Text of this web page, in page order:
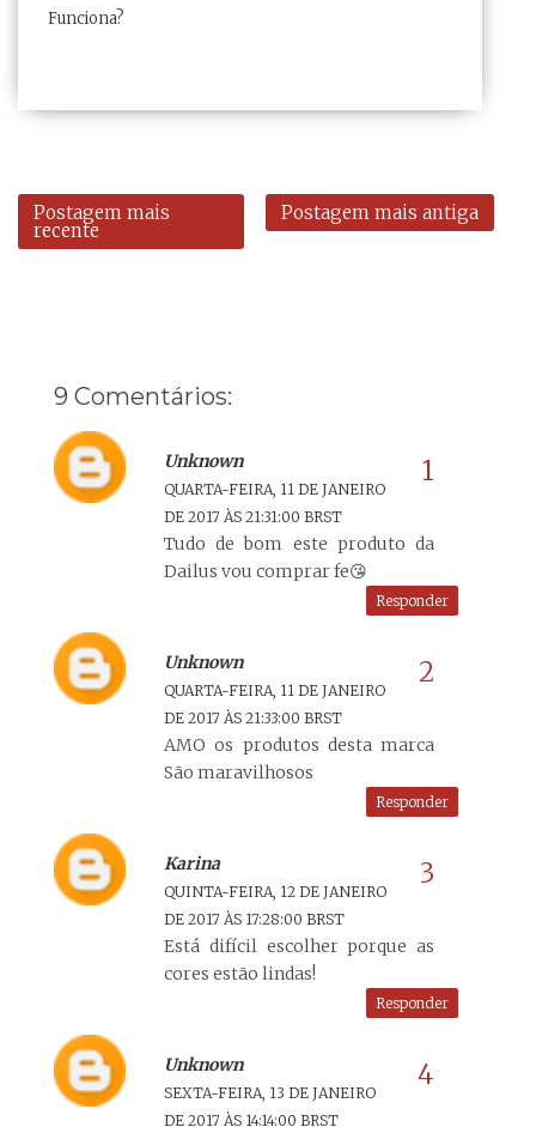
Funciona?
Postagem mais
recente
Postagem mais antiga
9 Comentários:
Unknown
QUARTA-FEIRA, 11 DE JANEIRO
DE 2017 ÀS 21:31:00 BRST
Tudo de bom este produto da
Dailus vou comprar fe😘
Responder
Unknown
QUARTA-FEIRA, 11 DE JANEIRO
DE 2017 ÀS 21:33:00 BRST
AMO os produtos desta marca
São maravilhosos
Responder
Karina
QUINTA-FEIRA, 12 DE JANEIRO
DE 2017 ÀS 17:28:00 BRST
Está difícil escolher porque as
cores estão lindas!
Responder
Unknown
SEXTA-FEIRA, 13 DE JANEIRO
DE 2017 ÀS 14:14:00 BRST